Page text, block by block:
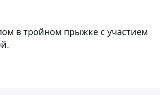
в тройном прыжке с участием